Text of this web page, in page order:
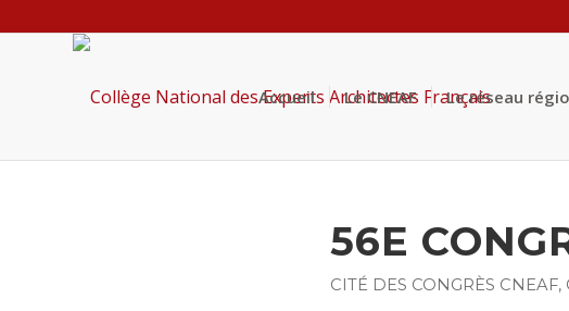
Accueil Le CNEAF Le réseau
56E
CITÉ DES CONGRÈS CNEAF,